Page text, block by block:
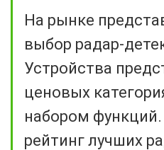
На рынке
выбор радар-
Устройства
ценовых
набором
рейтинг лучших